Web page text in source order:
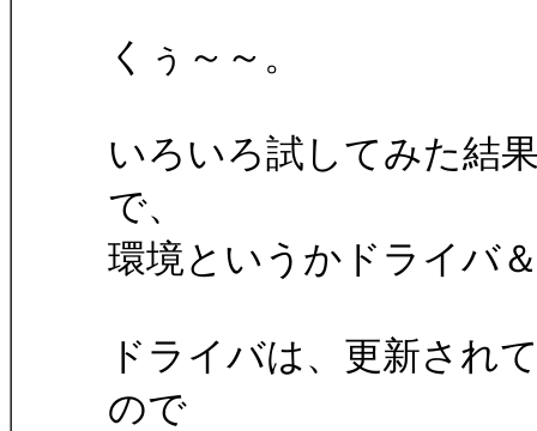
くぅ～～。
いろいろ試してみた結
で、
環境というかドライバ
ドライバは、更新され
ので